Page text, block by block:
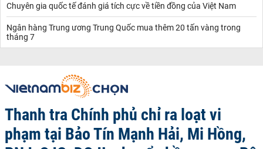
Chuyên gia quốc tế đánh giá tích cực về tiền đồng của Việt Nam
Ngân hàng Trung ương Trung Quốc mua thêm 20 tấn vàng trong
tháng 7
Thanh tra Chính phủ chỉ ra loạt vi
phạm tại Bảo Tín Mạnh Hải, Mi Hồng,